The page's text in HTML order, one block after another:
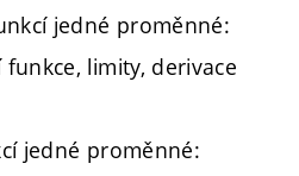
jedné proměnné:
limity, derivace
jedné proměnné: